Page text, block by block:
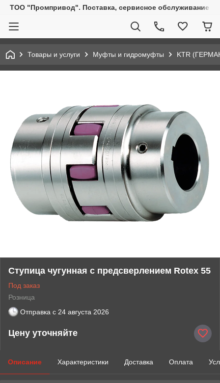
ТОО "Промпривод". Поставка, сервисное обслуживание
Товары и услуги Муфты и гидромуфты KTR
Ступица чугунная с предсверлением Rotex 55
Под заказ
Розница
Отправка с 24 августа 2026
Цену уточняйте
Описание Характеристики Доставка Оплата